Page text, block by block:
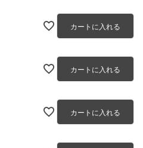
カートに入れる
カートに入れる
カートに入れる